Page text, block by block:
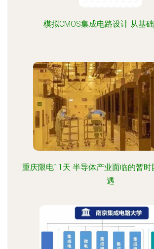
模拟CMOS集成电路设计 从基
重庆限电11天 半导体产业面临的暂
遇